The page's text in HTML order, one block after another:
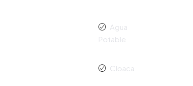
Agua
Potable
Cloaca